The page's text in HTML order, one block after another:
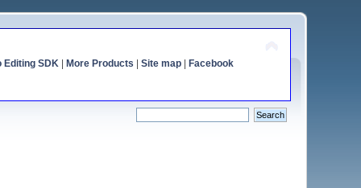
Editing SDK| More Products Site map| Facebook